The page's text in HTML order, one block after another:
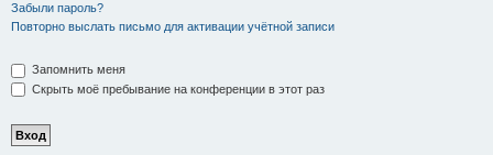
Забыли пароль?
Повторно выслать письмо для активации учётной записи
Запомнить меня
Скрыть моё пребывание на конференции в этот раз